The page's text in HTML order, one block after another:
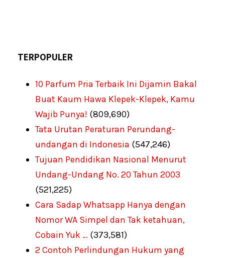
TERPOPULER
10 Parfum Pria Terbaik Ini Dijamin Bakal
Buat Kaum Hawa Klepek-Klepek, Kamu
Wajib Punya! (809,690)
Tata Urutan Peraturan Perundang-
undangan di Indonesia (547,246)
Tujuan Pendidikan Nasional Menurut
Undang-Undang No. 20 Tahun 2003
(521,225)
Cara Sadap Whatsapp Hanya dengan
Nomor WA Simpel dan Tak ketahuan,
Cobain Yuk … (373,581)
2 Contoh Perlindungan Hukum yang